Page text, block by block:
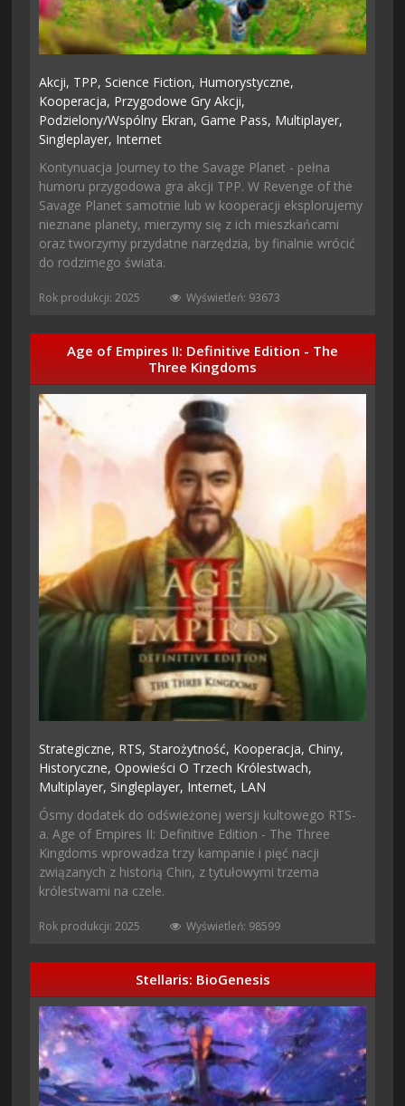
Akcji, TPP,Science Fiction, Humorystyczne,
Kooperacja, Przygodowe Gry Akcji,
Podzielony/wspólny Ekran, Game Pass, Multiplayer,
Singleplayer, Internet
Kontynuacja Journey to the Savage Planet - pełna
humoru przygodowa gra akcji TPP. W Revenge of the
Savage Planet samotnie lub w kooperacji eksplorujemy
nieznane planety, mierzymy się z ich mieszkańcami
oraz tworzymy przydatne narzędzia, by finalnie wrócić
do rodzimego świata.
Rok produkcji: 2025 Wyświetleń: 93673
Age of Empires II: Definitive Edition - The
Three Kingdoms
Strategiczne, RTS,Starożytność, Kooperacja,Chiny,
Historyczne,Opowieści O Trzech Królestwach,
Multiplayer,Singleplayer, Internet, LAN
Ósmy dodatek do odświeżonej wersji kultowego RTS-
a. Age of Empires II: Definitive Edition - The Three
Kingdoms wprowadza trzy kampanie i pięć nacji
związanych z historią Chin, z tytułowymi trzema
królestwami na czele.
Rok produkcji: 2025 Wyświetleń: 98599
Stellaris: BioGenesis